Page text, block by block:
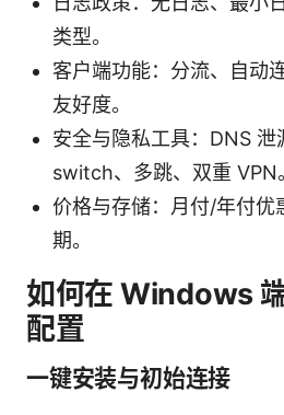
类型。
客户端功能：分流、自动
友好度。
安全与隐私工具：DNS 泄
switch、多跳、双重 VPN
价格与存储：月付/年付优
期。
如何在 Windows
配置
一键安装与初始连接